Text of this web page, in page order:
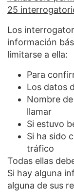
25
Los
información
limitarse a ella:
Para
Los datos
Nombre
llamar
Si estuvo
Si ha sido
tráfico
Todas ellas
Si hay alguna
alguna de sus